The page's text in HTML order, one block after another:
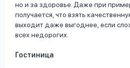
но и за здоровье. Даже при
получается, что взять
выходит даже выгоднее, если
всех недорогих.
Гостиница